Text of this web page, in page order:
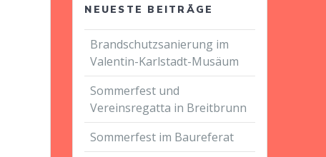
NEUESTE BEITRÄGE
Brandschutzsanierung im
Valentin-Karlstadt-Musäum
Sommerfest und
Vereinsregatta in Breitbrunn
Sommerfest im Baureferat